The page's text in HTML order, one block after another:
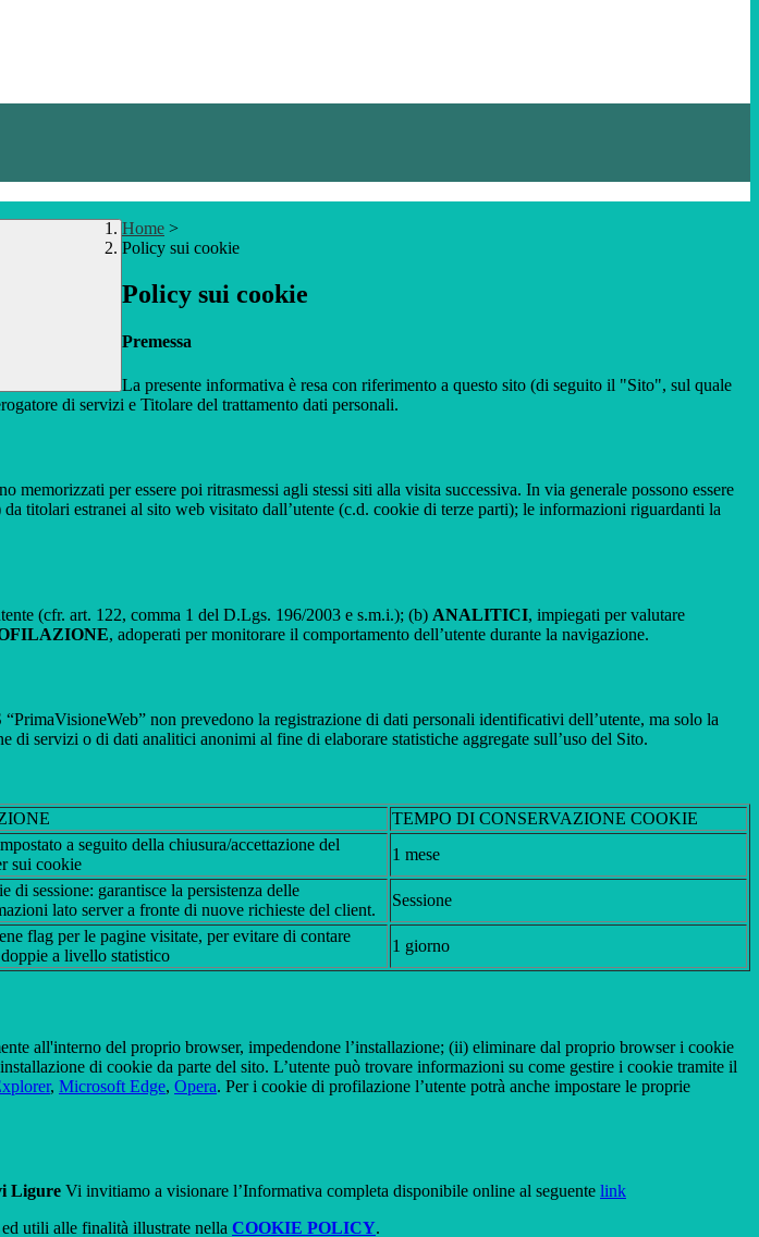
Home >
Policy sui cookie
Policy sui cookie
Premessa
La presente informativa è resa con riferimento a questo sito (di seguito il "Sito", sul quale
di servizi e Titolare del trattamento dati personali.
per essere poi ritrasmessi agli stessi siti alla visita successiva. In via generale possono essere
titolari estranei al sito web visitato dall’utente (c.d. cookie di terze parti); le informazioni riguardanti la
(cfr. art. 122, comma 1 del D.Lgs. 196/2003 e s.m.i.); (b) ANALITICI, impiegati per valutare
, adoperati per monitorare il comportamento dell’utente durante la navigazione.
non prevedono la registrazione di dati personali identificativi dell’utente, ma solo la
servizi o di dati analitici anonimi al fine di elaborare statistiche aggregate sull’uso del Sito.
TEMPO DI CONSERVAZIONE COOKIE
a seguito della chiusura/accettazione del
sui cookie
1 mese
di sessione: garantisce la persistenza delle
lato server a fronte di nuove richieste del client.
Sessione
flag per le pagine visitate, per evitare di contare
a livello statistico
1 giorno
all'interno del proprio browser, impedendone l’installazione; (ii) eliminare dal proprio browser i cookie
di cookie da parte del sito. L’utente può trovare informazioni su come gestire i cookie tramite il
, Microsoft Edge, Opera. Per i cookie di profilazione l’utente potrà anche impostare le proprie
Ligure Vi invitiamo a visionare l’Informativa completa disponibile online al seguente link
utili alle finalità illustrate nella COOKIE POLICY.